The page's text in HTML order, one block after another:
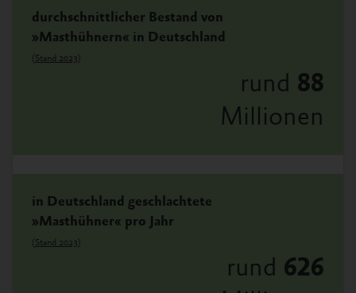
durchschnittlicher Bestand von
»Masthühnern« in Deutschland
(Stand 2023 )
rund 88
Millionen
in Deutschland geschlachtete
»Masthühner« pro Jahr
(Stand 2023 )
rund 626